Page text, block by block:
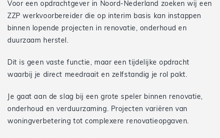
Voor een opdrachtgever in Noord-Nederland zoeken wij een
ZZP werkvoorbereider die op interim basis kan instappen
binnen lopende projecten in renovatie, onderhoud en
duurzaam herstel.
Dit is geen vaste functie, maar een tijdelijke opdracht
waarbij je direct meedraait en zelfstandig je rol pakt.
Je gaat aan de slag bij een grote speler binnen renovatie,
onderhoud en verduurzaming. Projecten variëren van
woningverbetering tot complexere renovatieopgaven.